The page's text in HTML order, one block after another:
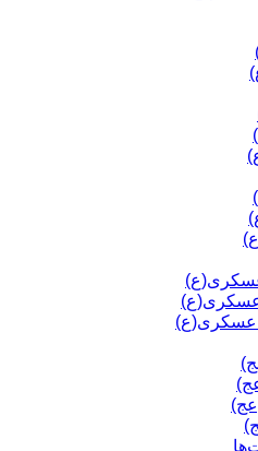
عسکری(ع)